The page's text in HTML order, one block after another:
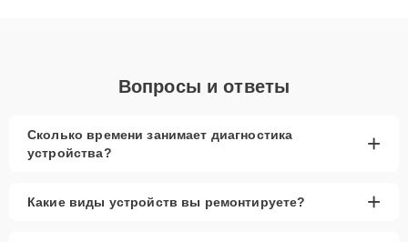
Вопросы и ответы
Сколько времени занимает диагностика
устройства?
+
Какие виды устройств вы ремонтируете? +